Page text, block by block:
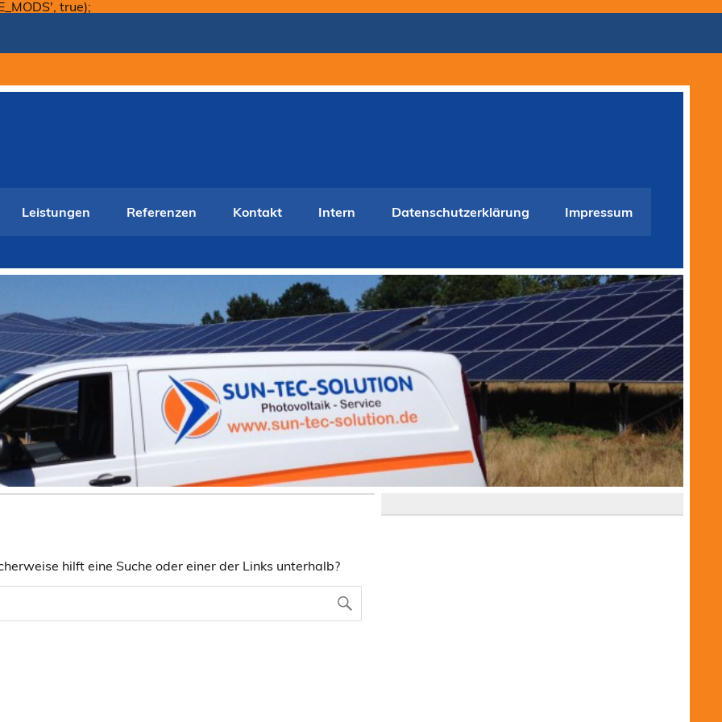
true);
Leistungen Referenzen Kontakt Intern Datenschutzerklärung Impressum
hilft eine Suche oder einer der Links unterhalb?